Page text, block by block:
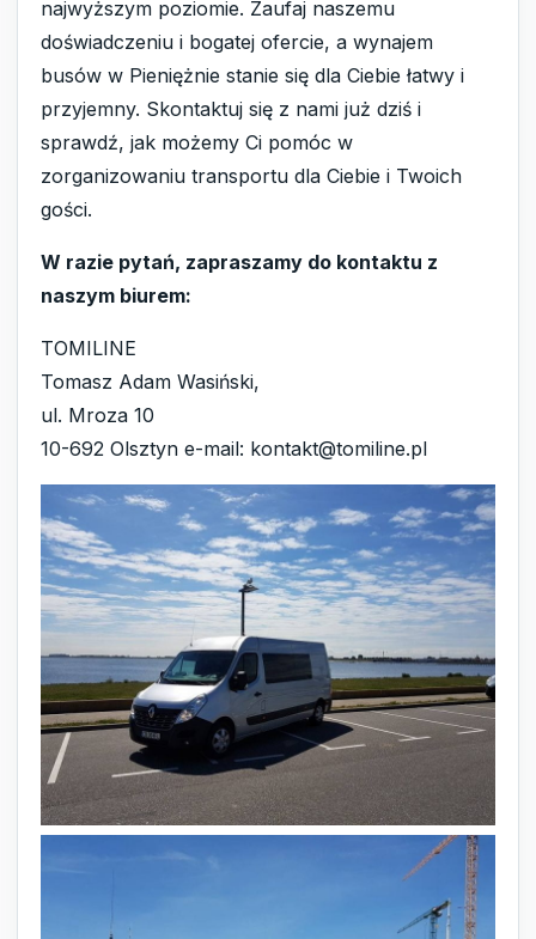
najwyższym poziomie. Zaufaj naszemu
doświadczeniu i bogatej ofercie, a wynajem
busów w Pieniężnie stanie się dla Ciebie łatwy i
przyjemny. Skontaktuj się z nami już dziś i
sprawdź, jak możemy Ci pomóc w
zorganizowaniu transportu dla Ciebie i Twoich
gości.
W razie pytań, zapraszamy do kontaktu z
naszym biurem:
TOMILINE
Tomasz Adam Wasiński,
ul. Mroza 10
10-692 Olsztyn e-mail: kontakt@tomiline.pl